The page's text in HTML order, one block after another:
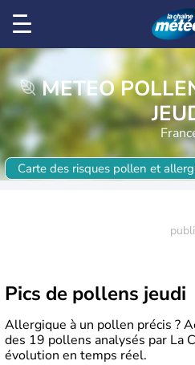
METEO POLLEN ET ALLERGIE
Carte des risques pollen et
Pics de pollens jeudi
Allergique à un pollen précis ?
des 19 pollens analysés par La
évolution en temps réel.